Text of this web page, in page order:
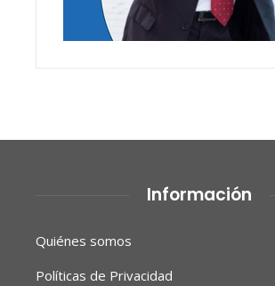
Información
Quiénes somos
Políticas de Privacidad